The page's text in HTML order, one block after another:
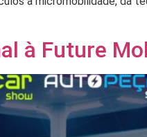
à Future